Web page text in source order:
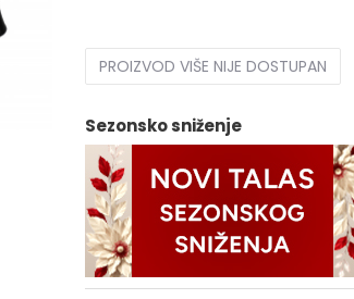
PROIZVOD VIŠE NIJE DOSTUPAN
Sezonsko sniženje